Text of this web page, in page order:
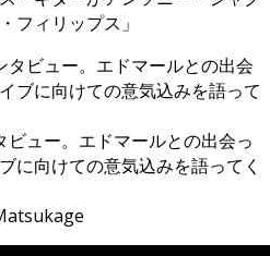
フィリップス」
ュー。エドマールとの出会っ
に向けての意気込みを語ってく